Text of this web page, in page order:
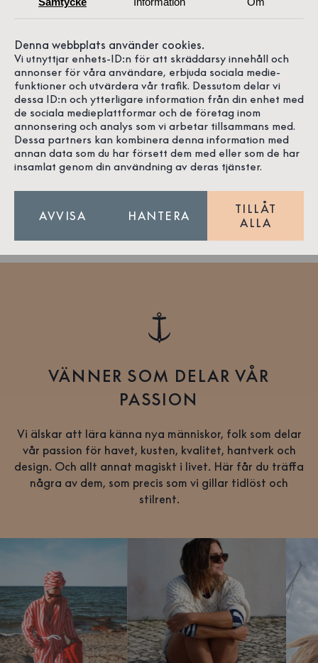
4.9
181 recensioner på Google
VÄNNER SOM DELAR VÅR
PASSION
Vi älskar att lära känna nya människor, folk som delar
vår passion för havet, kusten, kvalitet, hantverk och
design. Och allt annat magiskt i livet. Här får du träffa
några av dem, som precis som vi gillar tidlöst och
stilrent.
Denna webbplats använder cookies.
Vi utnyttjar enhets-ID:n för att skräddarsy innehåll och
annonser för våra användare, erbjuda sociala medie-
funktioner och utvärdera vår trafik. Dessutom delar vi
dessa ID:n och ytterligare information från din enhet med
de sociala medieplattformar och de företag inom
annonsering och analys som vi arbetar tillsammans med.
Dessa partners kan kombinera denna information med
annan data som du har försett dem med eller som de har
insamlat genom din användning av deras tjänster.
AVVISA HANTERA
TILLÅT
ALLA